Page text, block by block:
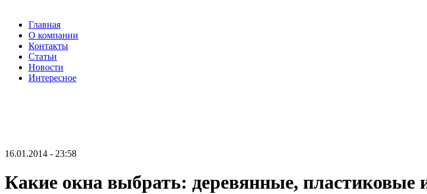
Главная
О компании
Контакты
Статьи
Новости
Интересное
16.01.2014 - 23:58
Какие окна выбрать: деревянные,